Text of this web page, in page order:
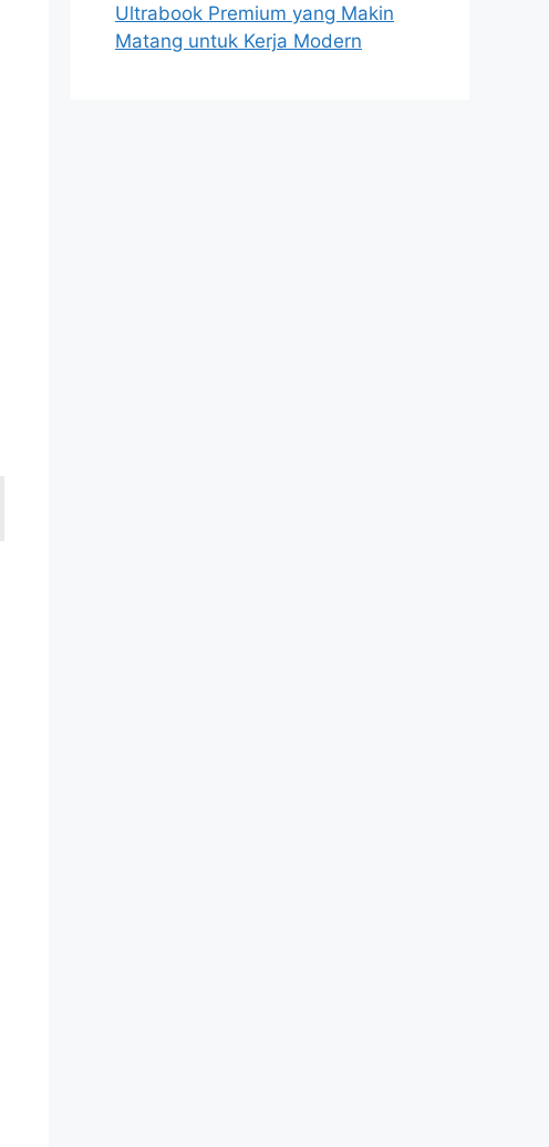
Ultrabook Premium yang Makin
Matang untuk Kerja Modern